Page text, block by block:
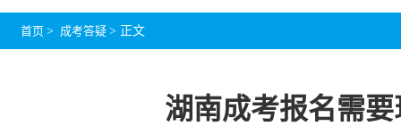
首页 > 成考答疑 > 正文
湖南成考报名需